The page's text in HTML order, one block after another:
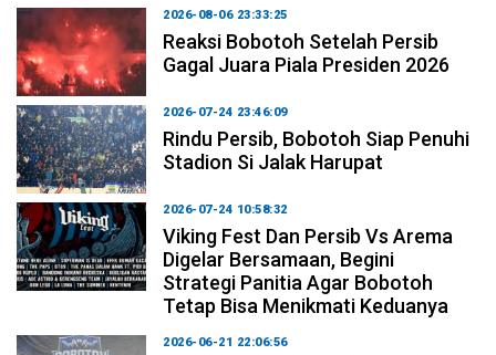
2026-08-06 23:33:25
Reaksi Bobotoh Setelah Persib
Gagal Juara Piala Presiden 2026
2026-07-24 23:46:09
Rindu Persib, Bobotoh Siap Penuhi
Stadion Si Jalak Harupat
2026-07-24 10:58:32
Viking Fest Dan Persib Vs Arema
Digelar Bersamaan, Begini
Strategi Panitia Agar Bobotoh
Tetap Bisa Menikmati Keduanya
2026-06-21 22:06:56